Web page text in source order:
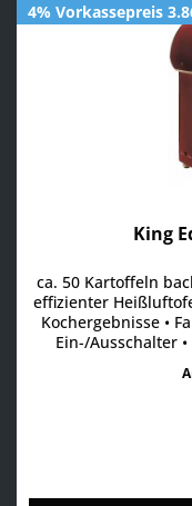
4% Vorkassepreis
King
ca. 50 Kartoffeln
effizienter
Kochergebnisse •
Ein-/Ausschalter